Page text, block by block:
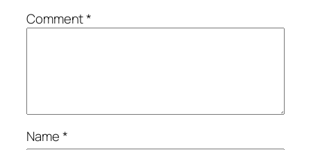
Comment*
Name*